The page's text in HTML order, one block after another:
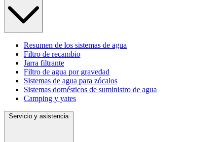
Resumen de los sistemas de agua
Filtro de recambio
Jarra filtrante
Filtro de agua por gravedad
Sistemas de agua para zócalos
Sistemas domésticos de suministro de agua
Camping y yates
Servicio y asistencia